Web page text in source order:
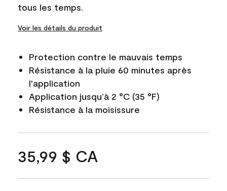
tous les temps.
Voir les détails du produit
Protection contre le mauvais temps
Résistance à la pluie 60 minutes après
l'application
Application jusqu’à 2 °C (35 °F)
Résistance à la moisissure
35,99 $ CA